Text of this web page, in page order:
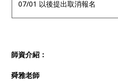
07/01 以後提出取消報名
師資介紹：
舜雅老師